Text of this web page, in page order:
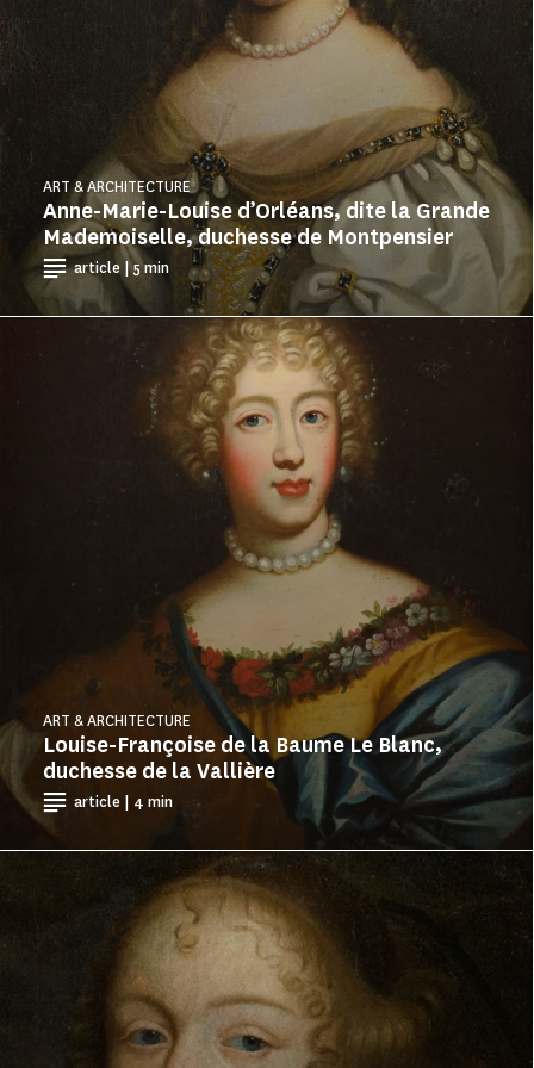
Anne-Marie-Louise d’Orléans, dite la Grande
Mademoiselle, duchesse de Montpensier
ART & ARCHITECTURE
article | 5 min
Louise-Françoise de la Baume Le Blanc,
duchesse de la Vallière
ART & ARCHITECTURE
article | 4 min